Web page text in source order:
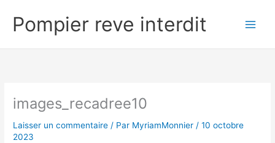
contenu
Pompier reve interdit
images_recadree10
Laisser un commentaire / Par MyriamMonnier /10 octobre
2023